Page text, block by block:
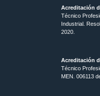
Acreditación
Técnico
Industrial.
2020.
Acreditación
Técnico
MEN. 006113